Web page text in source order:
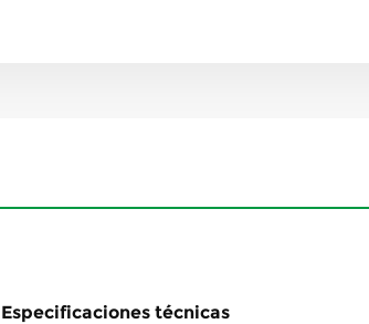
Especificaciones técnicas